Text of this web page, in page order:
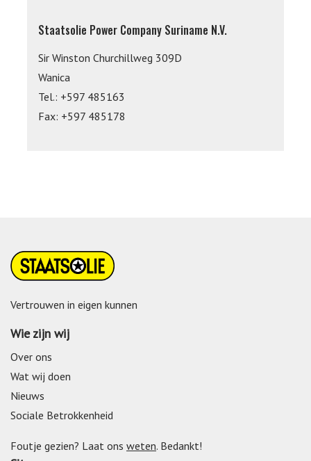
Staatsolie Power Company Suriname N.V.
Sir Winston Churchillweg 309D
Wanica
Tel.: +597 485163
Fax: +597 485178
Vertrouwen in eigen kunnen
Wie zijn wij
Over ons
Wat wij doen
Nieuws
Sociale Betrokkenheid
Foutje gezien? Laat ons weten. Bedankt!